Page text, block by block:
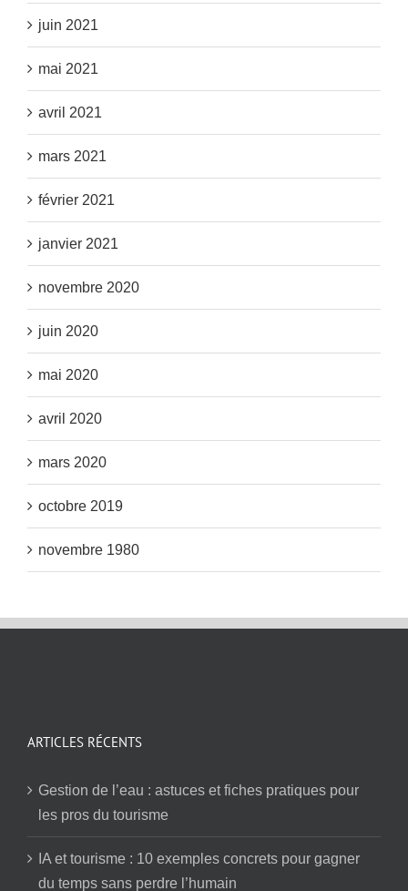
juin 2021
mai 2021
avril 2021
mars 2021
février 2021
janvier 2021
novembre 2020
juin 2020
mai 2020
avril 2020
mars 2020
octobre 2019
novembre 1980
ARTICLES RÉCENTS
Gestion de l’eau : astuces et fiches pratiques pour
les pros du tourisme
IA et tourisme : 10 exemples concrets pour gagner
du temps sans perdre l’humain